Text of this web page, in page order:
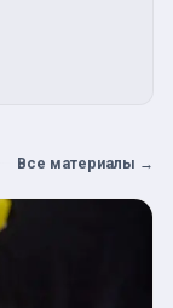
Все материалы →